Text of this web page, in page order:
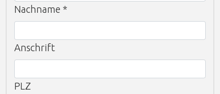
Nachname *
Anschrift
PLZ